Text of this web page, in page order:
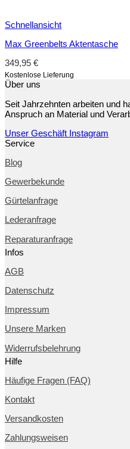
Schnellansicht
Max Greenbelts Aktentasche
349,95 €
Kostenlose Lieferung
Über uns
Seit Jahrzehnten arbeiten und
Anspruch an Material und
Unser Geschäft Instagram
Service
Blog
Gewerbekunde
Gürtelanfrage
Lederanfrage
Reparaturanfrage
Infos
AGB
Datenschutz
Impressum
Unsere Marken
Widerrufsbelehrung
Hilfe
Häufige Fragen (FAQ)
Kontakt
Versandkosten
Zahlungsweisen